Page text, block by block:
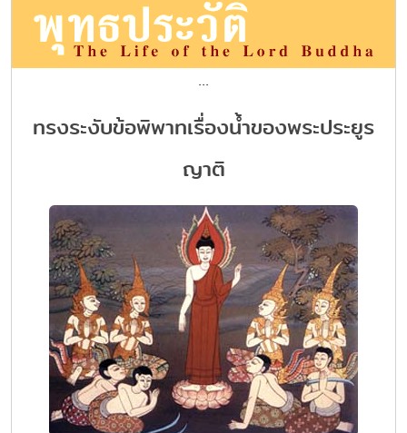
...
ทรงระงับข้อพิพาทเรื่องน้ำของพระประยูร
ญาติ